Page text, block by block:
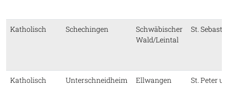
Katholisch Schechingen
Schwäbischer
Wald/Leintal
St.
Katholisch Unterschneidheim Ellwangen St. Peter